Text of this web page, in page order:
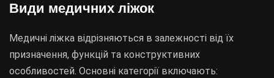
Види медичних ліжок
Медичні ліжка відрізняються в залежності від їх
призначення, функцій та конструктивних
особливостей. Основні категорії включають: